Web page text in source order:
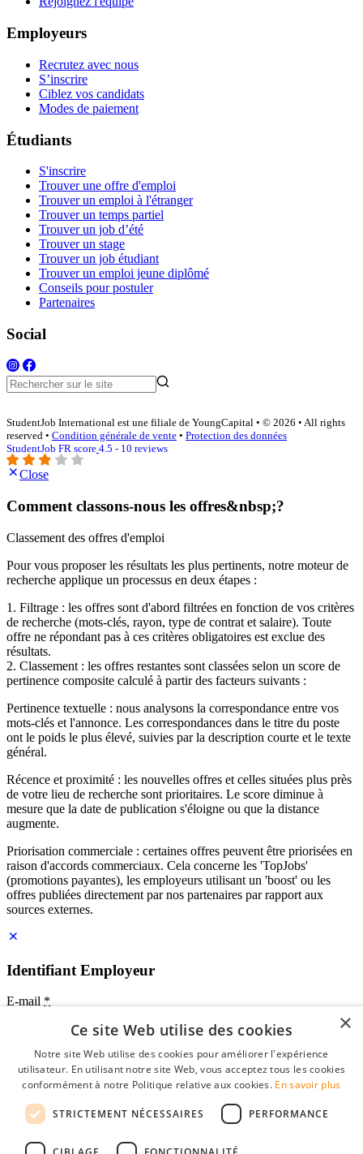
Employeurs
Recrutez avec nous
S’inscrire
Ciblez vos candidats
Modes de paiement
Étudiants
S'inscrire
Trouver une offre d'emploi
Trouver un emploi à l'étranger
Trouver un temps partiel
Trouver un job d’été
Trouver un stage
Trouver un job étudiant
Trouver un emploi jeune diplômé
Conseils pour postuler
Partenaires
Social
StudentJob International est une filiale de YoungCapital • © 2026 • All rights
reserved • Condition générale de vente • Protection des données
StudentJob FR score 4.5 - 10 reviews
Close
Comment classons-nous les offres&nbsp;?
Classement des offres d'emploi
Pour vous proposer les résultats les plus pertinents, notre moteur de
recherche applique un processus en deux étapes :
1. Filtrage : les offres sont d'abord filtrées en fonction de vos critères
de recherche (mots-clés, rayon, type de contrat et salaire). Toute
offre ne répondant pas à ces critères obligatoires est exclue des
résultats.
2. Classement : les offres restantes sont classées selon un score de
pertinence composite calculé à partir des facteurs suivants :
Pertinence textuelle : nous analysons la correspondance entre vos
mots-clés et l'annonce. Les correspondances dans le titre du poste
ont le poids le plus élevé, suivies par la description courte et le texte
général.
Récence et proximité : les nouvelles offres et celles situées plus près
de votre lieu de recherche sont prioritaires. Le score diminue à
mesure que la date de publication s'éloigne ou que la distance
augmente.
Priorisation commerciale : certaines offres peuvent être priorisées en
raison d'accords commerciaux. Cela concerne les 'TopJobs'
(promotions payantes), les employeurs utilisant un 'boost' ou les
offres publiées directement par nos partenaires par rapport aux
sources externes.
Identifiant Employeur
E-mail *
Mot de passe
se souvenir de moi
mot de passe oublié?
Profil Employeur gratuit
×
Ce site Web utilise des cookies
Notre site Web utilise des cookies pour améliorer l'expérience
utilisateur. En utilisant notre site Web, vous acceptez tous les cookies
conformément à notre Politique relative aux cookies. En savoir plus
STRICTEMENT NÉCESSAIRES PERFORMANCE